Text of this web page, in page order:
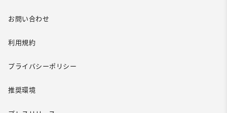
お問い合わせ
利用規約
プライバシーポリシー
推奨環境